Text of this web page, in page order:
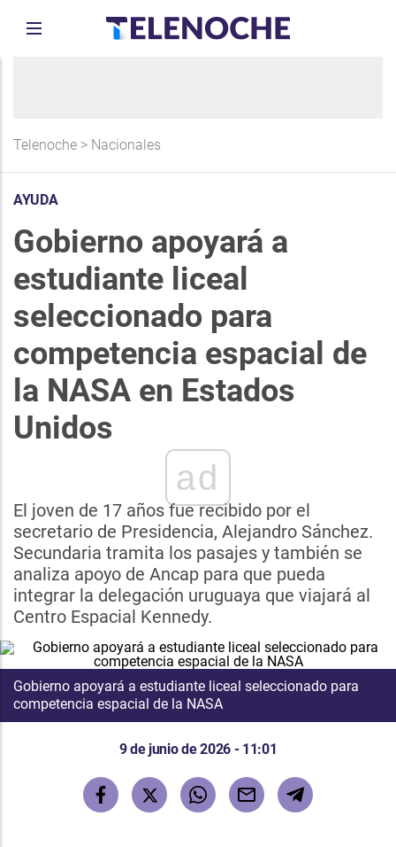
Telenoche > Nacionales
AYUDA
Gobierno apoyará a
estudiante liceal
seleccionado para
competencia espacial de
la NASA en Estados
Unidos
ad
El joven de 17 años fue recibido por el
secretario de Presidencia, Alejandro Sánchez.
Secundaria tramita los pasajes y también se
analiza apoyo de Ancap para que pueda
integrar la delegación uruguaya que viajará al
Centro Espacial Kennedy.
Gobierno apoyará a estudiante liceal seleccionado para
competencia espacial de la NASA
9 de junio de 2026 - 11:01